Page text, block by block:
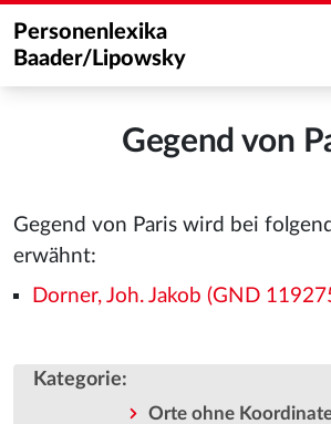
Personenlexika
Baader/Lipowsky
Gegend von
Gegend von Paris wird bei
erwähnt:
Dorner, Joh. Jakob (GND
Kategorie:
Orte ohne